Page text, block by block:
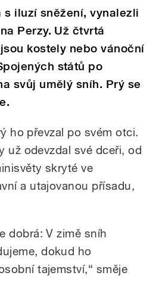
iluzí sněžení, vynalezli
Perzy. Už čtvrtá
kostely nebo vánoční
států po
svůj umělý sníh. Prý se
ho převzal po svém otci.
už odevzdal své dceři, od
skryté ve
a utajovanou přísadu,
dobrá: V zimě sníh
dokud ho
tajemství,“ směje